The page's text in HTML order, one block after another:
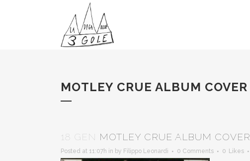
MOTLEY CRUE ALBUM COVER
18 GEN MOTLEY CRUE ALBUM COVER
Posted at 11:07h in by Filippo Leonardi 0 Comments 0 Likes